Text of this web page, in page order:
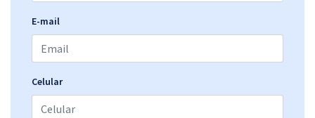
AGER MT - Agência Estadual de Regulação - Técnico Administrativo
ou 12x deR$32,66
E-mail
Celular